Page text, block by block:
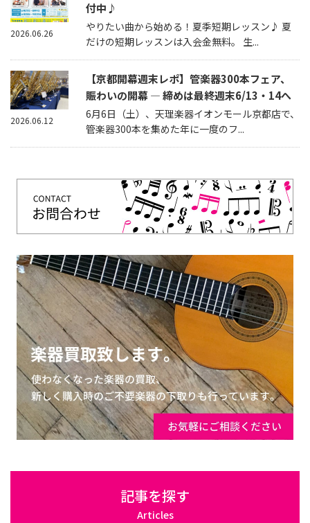
付中♪
やりたい曲から始める！夏季短期レッスン♪ 夏
だけの短期レッスンは入会金無料。 生...
2026.06.26
【京都開幕週末レポ】管楽器300本フェア、
賑わいの開幕 — 締めは最終週末6/13・14へ
6月6日（土）、天理楽器イオンモール京都店で、
管楽器300本を集めた年に一度のフ...
2026.06.12
記事を探す
Articles